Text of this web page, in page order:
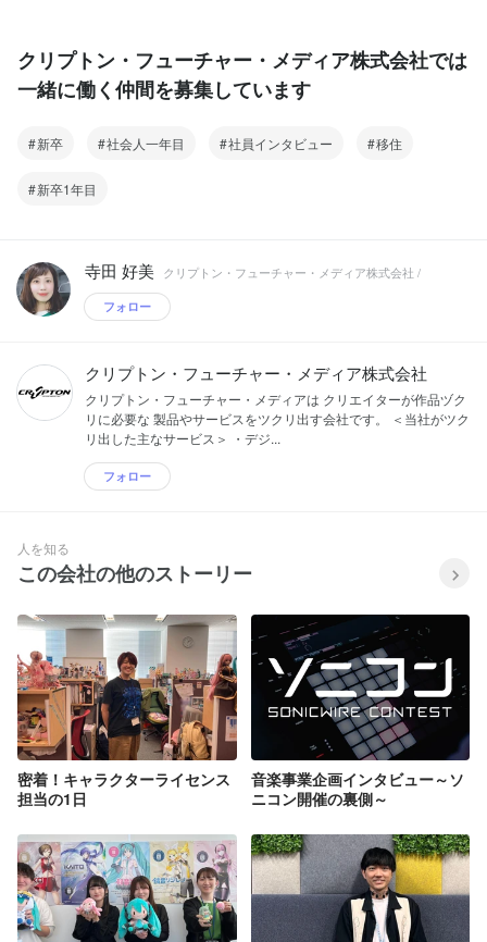
クリプトン・フューチャー・メディア株式会社では
一緒に働く仲間を募集しています
新卒 社会人一年目 社員インタビュー 移住
新卒1年目
寺田 好美 クリプトン・フューチャー・メディア株式会社 /
フォロー
クリプトン・フューチャー・メディア株式会社
クリプトン・フューチャー・メディアは クリエイターが作品ヅク
リに必要な 製品やサービスをツクリ出す会社です。 ＜当社がツク
リ出した主なサービス＞ ・デジ...
フォロー
人を知る
この会社の他のストーリー
密着！キャラクターライセンス
担当の1日
音楽事業企画インタビュー～ソ
ニコン開催の裏側～